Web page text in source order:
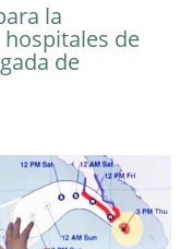
la
de
de